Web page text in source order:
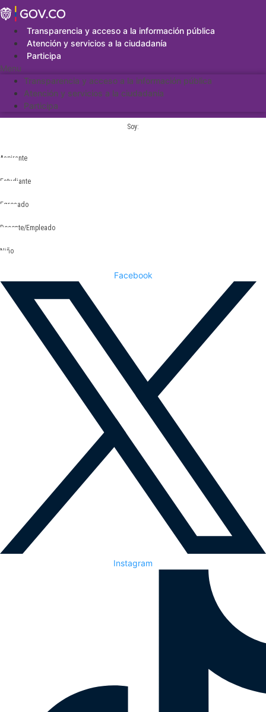
Saltar
al
contenidoTransparencia y acceso a la información pública
Atención y servicios a la ciudadanía
Participa
Menu
Transparencia y acceso a la información pública
Atención y servicios a la ciudadanía
Participa
Soy:
Aspirante
Estudiante
Egresado
Docente/Empleado
Niño
Facebook
Instagram